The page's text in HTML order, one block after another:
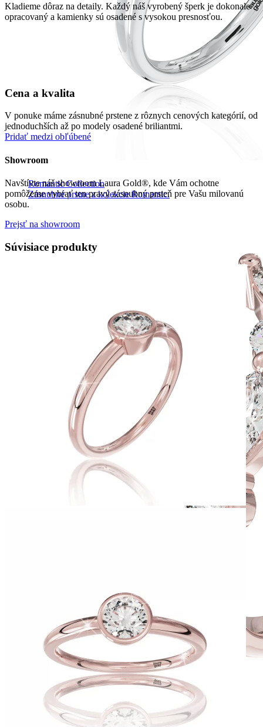
Romantic Collection
Zásnubné prstne z kolekcie Romantic.
Kladieme dôraz na detaily. Každý náš vyrobený šperk je dokonale
opracovaný a kamienky sú osadené s vysokou presnosťou.
Cena a kvalita
V ponuke máme zásnubné prstene z rôznych cenových kategórií, od
jednoduchších až po modely osadené briliantmi.
Pridať medzi obľúbené
Showroom
Navštívte náš showroom Laura Gold®, kde Vám ochotne
pomôžeme vybrať ten pravý zásnubný prsteň pre Vašu milovanú
osobu.
Prejsť na showroom
Súvisiace produkty